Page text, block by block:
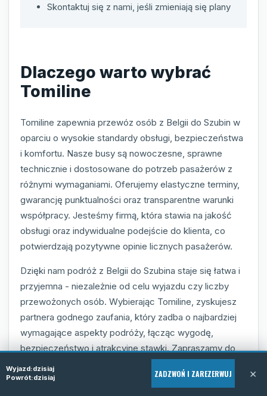
Skontaktuj się z nami, jeśli zmieniają się plany
Dlaczego warto wybrać
Tomiline
Tomiline zapewnia przewóz osób z Belgii do Szubin w
oparciu o wysokie standardy obsługi, bezpieczeństwa
i komfortu. Nasze busy są nowoczesne, sprawne
technicznie i dostosowane do potrzeb pasażerów z
różnymi wymaganiami. Oferujemy elastyczne terminy,
gwarancję punktualności oraz transparentne warunki
współpracy. Jesteśmy firmą, która stawia na jakość
obsługi oraz indywidualne podejście do klienta, co
potwierdzają pozytywne opinie licznych pasażerów.
Dzięki nam podróż z Belgii do Szubina staje się łatwa i
przyjemna - niezależnie od celu wyjazdu czy liczby
przewożonych osób. Wybierając Tomiline, zyskujesz
partnera godnego zaufania, który zadba o najbardziej
wymagające aspekty podróży, łącząc wygodę,
bezpieczeństwo i atrakcyjne stawki. Zapraszamy do
Wyjazd:dzisiaj
Powrót:dzisiaj ZADZWOŃ I ZAREZERWUJ ×